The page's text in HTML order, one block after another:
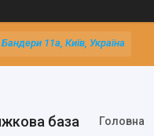
11а, Київ, Україна
база Головна